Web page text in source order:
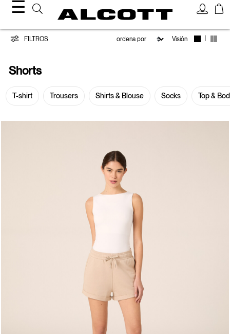
☰
Shorts
FILTROS Visión
Shorts
T-shirt Trousers Shirts & Blouse Socks Top &